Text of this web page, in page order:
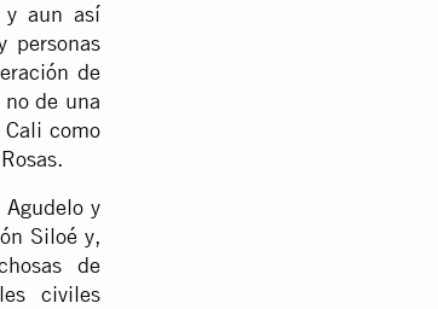
y aun así
personas
de
de una
como
y
Siloé y,
de
civiles